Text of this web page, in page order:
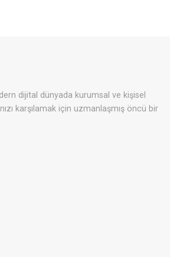
dijital dünyada kurumsal ve kişisel
karşılamak için uzmanlaşmış öncü bir